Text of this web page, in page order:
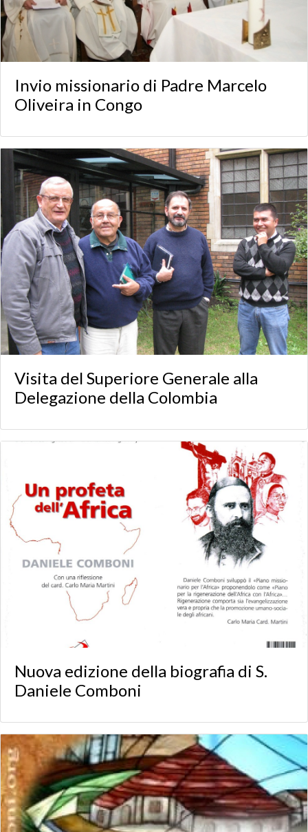
Invio missionario di Padre Marcelo
Oliveira in Congo
Visita del Superiore Generale alla
Delegazione della Colombia
Nuova edizione della biografia di S.
Daniele Comboni